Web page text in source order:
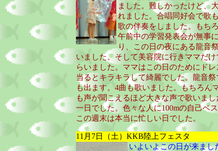
ました。難しかったけど、
れました。合唱同好会で歌
歌の伴奏をしました。もち
午前中の学習発表会が無事
り、この日の夜にある龍音
いました。そして美容院に行きママだ
らいました。ママはこの日のためにド
当るとキラキラして綺麗でした。龍音
も出ます。4曲も歌いました。もちろん
も声が聞こえるほど大きな声で歌いま
一日でした。色々な人に100mの自己ベ
この週末は本当に忙しい日でした。
11月7日（土）KKB陸上フェスタ
いよいよこの日が来まし